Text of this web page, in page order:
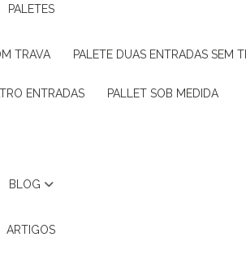
PALETES
TRAVA PALETE DUAS ENTRADAS SEM
ENTRADAS PALLET SOB MEDIDA
BLOG
ARTIGOS